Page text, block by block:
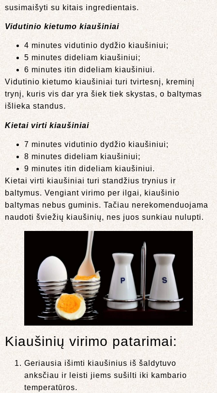
susimaišyti su kitais ingredientais.
Vidutinio kietumo kiaušiniai
4 minutes vidutinio dydžio kiaušiniui;
5 minutes dideliam kiaušiniui;
6 minutes itin dideliam kiaušiniui.
Vidutinio kietumo kiaušiniai turi tvirtesnį, kreminį
trynį, kuris vis dar yra šiek tiek skystas, o baltymas
išlieka standus.
Kietai virti kiaušiniai
7 minutes vidutinio dydžio kiaušiniui;
8 minutes dideliam kiaušiniui;
9 minutes itin dideliam kiaušiniui.
Kietai virti kiaušiniai turi standžius trynius ir
baltymus. Vengiant virimo per ilgai, kiaušinio
baltymas nebus guminis. Tačiau nerekomenduojama
naudoti šviežių kiaušinių, nes juos sunkiau nulupti.
Kiaušinių virimo patarimai:
Geriausia išimti kiaušinius iš šaldytuvo
anksčiau ir leisti jiems sušilti iki kambario
temperatūros.